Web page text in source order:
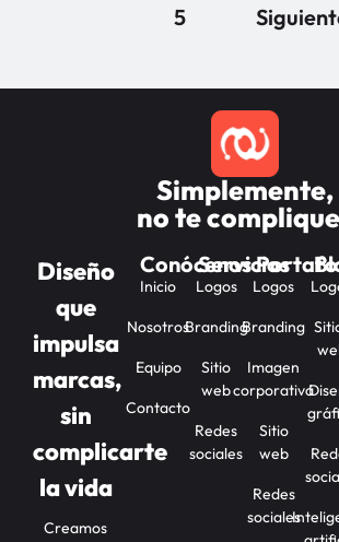
5
Simplemente,
no te
Diseño
que
impulsa
marcas,
sin
complicarte
la vida
Creamos
Conócenos
Inicio
Nosotros
Equipo
Contacto
Servicios
Logos
Branding
Sitio
web
Redes
sociales
Logos
Branding
Imagen
corporativa
Sitio
web
Redes
sociales